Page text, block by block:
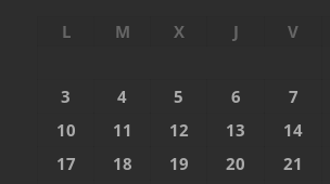
L M X J V
3
4 5 6 7
10
11 12 13 14
17
18 19 20 21